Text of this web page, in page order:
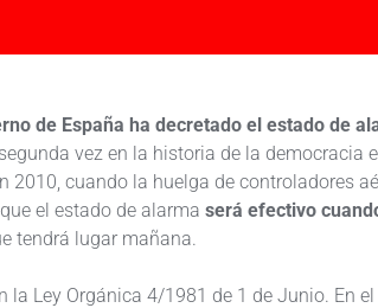
de España ha decretado el estado de
vez en la historia de la democracia
2010, cuando la huelga de controladores
el estado de alarma será efectivo
tendrá lugar mañana.
la Ley Orgánica 4/1981 de 1 de Junio. En